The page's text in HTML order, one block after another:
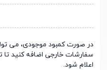
در صورت کمبود موجودی، می
سفارشات خارجی اضافه کنید
اعلام شود.